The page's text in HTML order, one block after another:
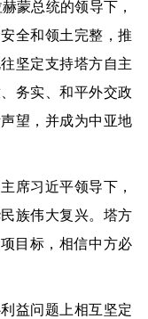
蒙总统的领导下，
全和领土完整，推
坚定支持塔方自主
务实、和平外交政
望，并成为中亚地
习近平领导下，
族伟大复兴。塔方
目标，相信中方必
益问题上相互坚定